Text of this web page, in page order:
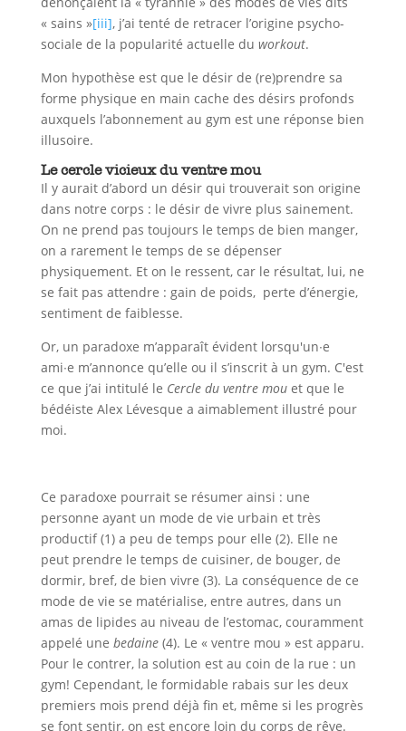
« sains »[iii], j’ai tenté de retracer l’origine psycho-
sociale de la popularité actuelle du workout.
Mon hypothèse est que le désir de (re)prendre sa
forme physique en main cache des désirs profonds
auxquels l’abonnement au gym est une réponse bien
illusoire.
Le cercle vicieux du ventre mou
Il y aurait d’abord un désir qui trouverait son origine
dans notre corps : le désir de vivre plus sainement.
On ne prend pas toujours le temps de bien manger,
on a rarement le temps de se dépenser
physiquement. Et on le ressent, car le résultat, lui, ne
se fait pas attendre : gain de poids, perte d’énergie,
sentiment de faiblesse.
Or, un paradoxe m’apparaît évident lorsqu'un∙e
ami∙e m’annonce qu’elle ou il s’inscrit à un gym. C'est
ce que j’ai intitulé le Cercle du ventre mou et que le
bédéiste Alex Lévesque a aimablement illustré pour
moi.
Ce paradoxe pourrait se résumer ainsi : une
personne ayant un mode de vie urbain et très
productif (1) a peu de temps pour elle (2). Elle ne
peut prendre le temps de cuisiner, de bouger, de
dormir, bref, de bien vivre (3). La conséquence de ce
mode de vie se matérialise, entre autres, dans un
amas de lipides au niveau de l’estomac, couramment
appelé une bedaine(4). Le « ventre mou » est apparu.
Pour le contrer, la solution est au coin de la rue : un
gym! Cependant, le formidable rabais sur les deux
premiers mois prend déjà fin et, même si les progrès
se font sentir, on est encore loin du corps de rêve.